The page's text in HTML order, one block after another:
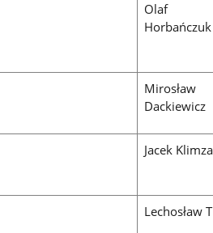
Olaf
Horbańczuk
Mirosław
Dackiewicz
Jacek Klimza
Lechosław